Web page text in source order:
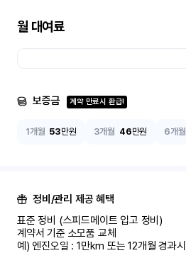
월 대여료
보증금 계약 만료시 환급!
1개월 53만원 3개월 46만원 6개월
정비/관리 제공 혜택
표준 정비 (스피드메이트 입고 정비)
계약서 기준 소모품 교체
예) 엔진오일 : 1만km 또는 12개월 경과시